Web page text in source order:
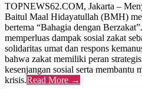
TOPNEWS62.COM, Jakarta –
Baitul Maal Hidayatullah (BMH)
bertema “Bahagia dengan
memperluas dampak sosial zakat
solidaritas umat dan respons
bahwa zakat memiliki peran
kesenjangan sosial serta membantu
krisis.Read More →